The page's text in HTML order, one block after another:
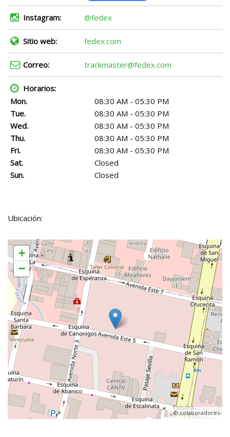
Instagram: @fedex
Sitio web: fedex.com
Correo: trackmaster@fedex.com
Horarios:
Mon.
08:30 AM - 05:30 PM
Tue.
08:30 AM - 05:30 PM
Wed.
08:30 AM - 05:30 PM
Thu.
08:30 AM - 05:30 PM
Fri.
08:30 AM - 05:30 PM
Sat.
Closed
Sun.
Closed
Ubicación:
+
−
, ©colaboradores